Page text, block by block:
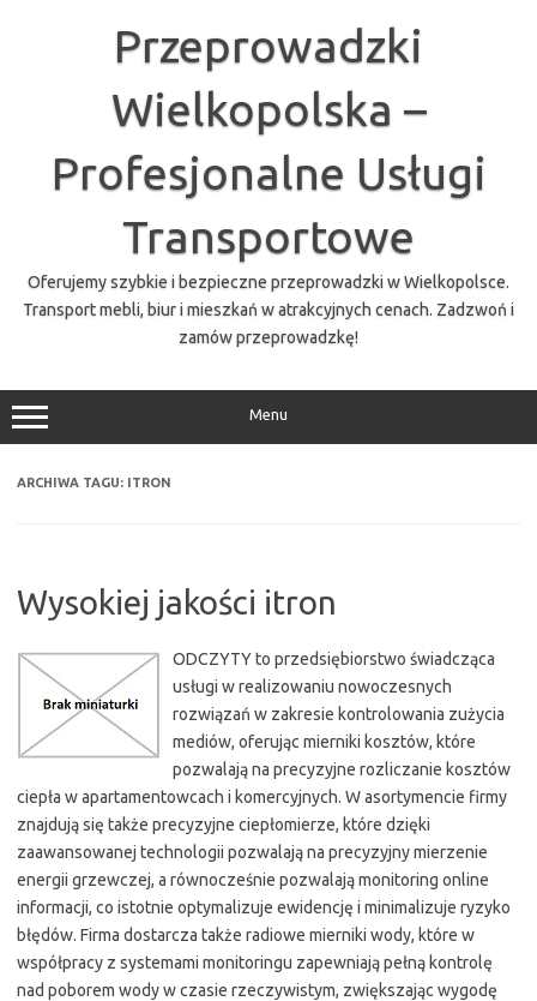
Przeprowadzki
Wielkopolska –
Profesjonalne Usługi
Transportowe
Oferujemy szybkie i bezpieczne przeprowadzki w Wielkopolsce.
Transport mebli, biur i mieszkań w atrakcyjnych cenach. Zadzwoń i
zamów przeprowadzkę!
Menu
ARCHIWA TAGU: ITRON
Wysokiej jakości itron
ODCZYTY to przedsiębiorstwo świadcząca
usługi w realizowaniu nowoczesnych
rozwiązań w zakresie kontrolowania zużycia
mediów, oferując mierniki kosztów, które
pozwalają na precyzyjne rozliczanie kosztów
ciepła w apartamentowcach i komercyjnych. W asortymencie firmy
znajdują się także precyzyjne ciepłomierze, które dzięki
zaawansowanej technologii pozwalają na precyzyjny mierzenie
energii grzewczej, a równocześnie pozwalają monitoring online
informacji, co istotnie optymalizuje ewidencję i minimalizuje ryzyko
błędów. Firma dostarcza także radiowe mierniki wody, które w
współpracy z systemami monitoringu zapewniają pełną kontrolę
nad poborem wody w czasie rzeczywistym, zwiększając wygodę